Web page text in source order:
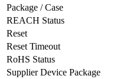
Package / Case
REACH Status
Reset
Reset Timeout
RoHS Status
Supplier Device Package